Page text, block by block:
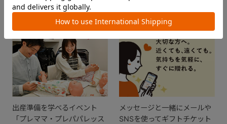
出産準備を学べるイベント
「プレママ・プレパパレッス
メッセージと一緒にメールや
SNSを使ってギフトチケット